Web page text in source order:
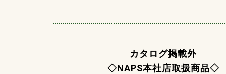
カタログ掲載外
◇NAPS本社店取扱商品◇